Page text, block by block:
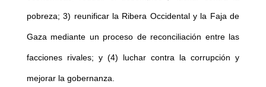
pobreza; 3) reunificar la Ribera Occidental y la Faja de
Gaza mediante un proceso de reconciliación entre las
facciones rivales; y (4) luchar contra la corrupción y
mejorar la gobernanza.